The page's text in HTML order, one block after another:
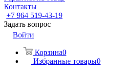
Контакты
+7 964 519-43-19
Задать вопрос
Войти
Корзина0
Избранные товары0